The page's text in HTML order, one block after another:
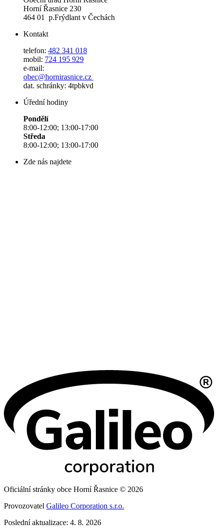
Horní Řasnice 230
464 01 p.Frýdlant v Čechách
Kontakt
telefon: 482 341 018
mobil: 724 195 929
e-mail:
obec@hornirasnice.cz
dat. schránky: 4tpbkvd
Úřední hodiny
Pondělí
8:00-12:00; 13:00-17:00
Středa
8:00-12:00; 13:00-17:00
Zde nás najdete
Oficiální stránky obce Horní Řasnice © 2026
Provozovatel Galileo Corporation s.r.o.
Poslední aktualizace: 4. 8. 2026